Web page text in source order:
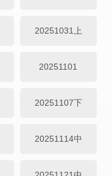
20251031上
20251101
20251107下
20251114中